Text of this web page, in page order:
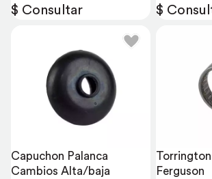
$ Consultar $
Capuchon Palanca
Cambios Alta/baja
Ferguson